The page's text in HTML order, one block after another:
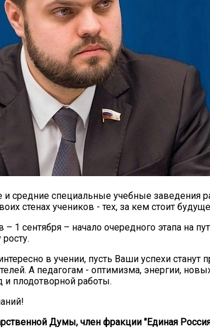
средние специальные учебные заведения
стенах учеников - тех, за кем стоит
– 1 сентября – начало очередного этапа на
в учении, пусть Ваши успехи станут
А педагогам - оптимизма, энергии,
плодотворной работы.
Думы, член фракции "Единая